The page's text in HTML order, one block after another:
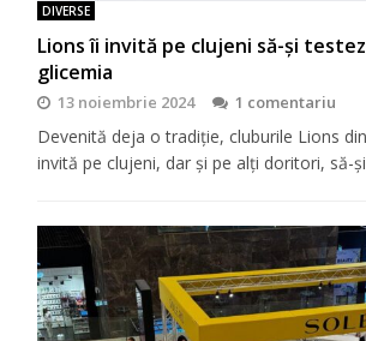
DIVERSE
Lions îi invită pe clujeni să-şi
glicemia
13 noiembrie 2024 1 comentariu
Devenită deja o tradiţie, cluburile Lions
invită pe clujeni, dar şi pe alţi doritori, să-